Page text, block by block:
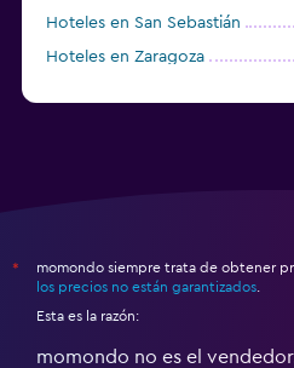
Hoteles en San Sebastián
Hoteles en Zaragoza
*
momondo siempre trata de obtener
los precios no están garantizados
Esta es la razón:
momondo no es el